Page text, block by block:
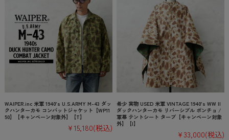
WAIPER.inc 米軍 1940’s U.S.ARMY M-43 ダッ
クハンターカモ コンバットジャケット【WP11
50】【キャンペーン対象外】【T】
¥15,180(税込)
希少 実物 USED 米軍 VINTAGE 1940’s WW II
ダックハンターカモ リバーシブル ポンチョ /
軍幕 テントシート タープ【キャンペーン対象
外】【I】
¥33,000(税込)